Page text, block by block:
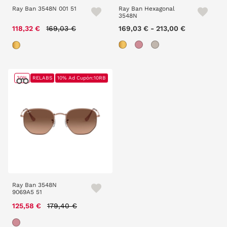
Ray Ban 3548N 001 51
118,32 € Price reduced from
169,03 €
Ray Ban Hexagonal
3548N
169,03 € - 213,00 €
Ray Ban 3548N
9069A5 51
125,58 € Price reduced from
179,40 €
30% RELABS 10% Ad Cupón:10RB